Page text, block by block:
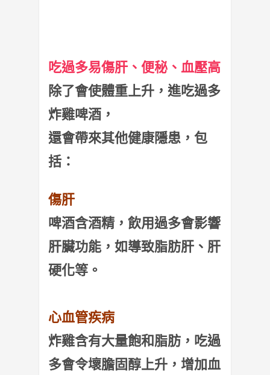
吃過多易傷肝、便秘、血壓高
除了會使體重上升，進吃過多
炸雞啤酒，
還會帶來其他健康隱患，包
括：
傷肝
啤酒含酒精，飲用過多會影響
肝臟功能，如導致脂肪肝、肝
硬化等。
心血管疾病
炸雞含有大量飽和脂肪，吃過
多會令壞膽固醇上升，增加血